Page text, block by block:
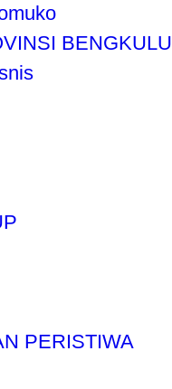
BENGKULU
PERISTIWA